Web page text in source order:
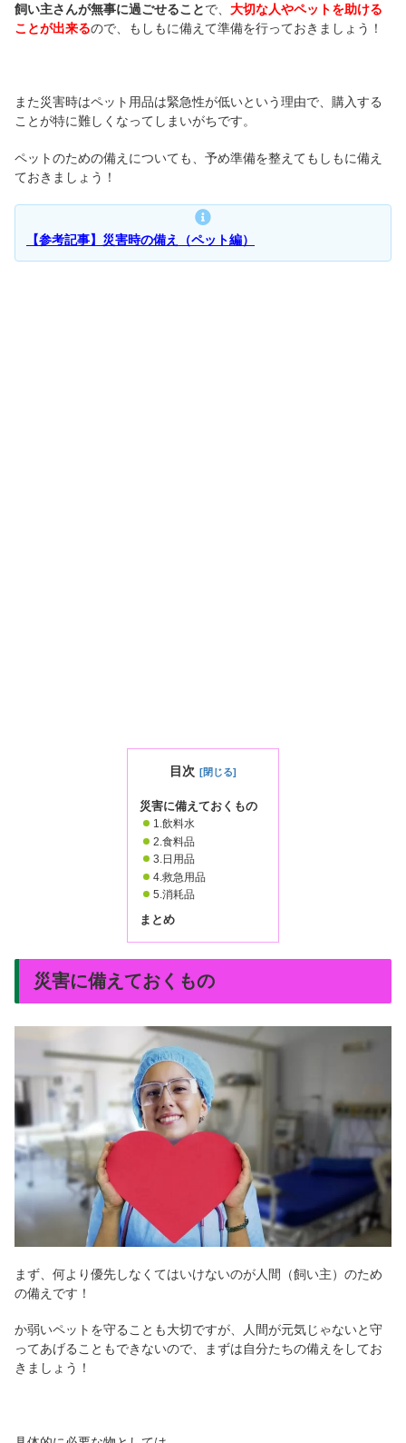
飼い主さんが無事に過ごせることで、 大切な人やペットを助ける
ことが出来るので、もしもに備えて準備を行っておきましょう！
また災害時はペット用品は緊急性が低いという理由で、購入する
ことが特に難しくなってしまいがちです。
ペットのための備えについても、予め準備を整えてもしもに備え
ておきましょう！
【参考記事】災害時の備え（ペット編）
目次
災害に備えておくもの
1.飲料水
2.食料品
3.日用品
4.救急用品
5.消耗品
まとめ
災害に備えておくもの
まず、何より優先しなくてはいけないのが人間（飼い主）のため
の備えです！
か弱いペットを守ることも大切ですが、人間が元気じゃないと守
ってあげることもできないので、まずは自分たちの備えをしてお
きましょう！